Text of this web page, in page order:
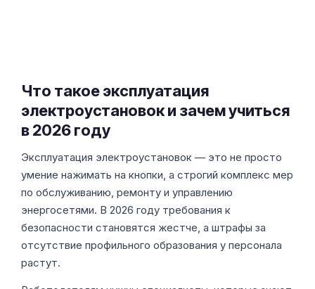
Что такое эксплуатация
электроустановок и зачем учиться
в 2026 году
Эксплуатация электроустановок — это не просто
умение нажимать на кнопки, а строгий комплекс мер
по обслуживанию, ремонту и управлению
энергосетями. В 2026 году требования к
безопасности становятся жестче, а штрафы за
отсутствие профильного образования у персонала
растут.